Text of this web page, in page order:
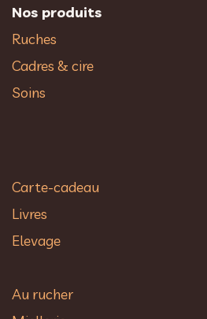
Nos produits
Ruches
Cadres & cire
Soins
Carte-cadeau
Livres
Elevage
Au rucher​